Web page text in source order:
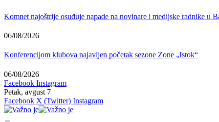
Komnet najoštrije osuđuje napade na novinare i medijske radnike u
06/08/2026
Konferencijom klubova najavljen početak sezone Zone „Istok“
06/08/2026
Facebook Instagram
Petak, avgust 7
Facebook X (Twitter) Instagram